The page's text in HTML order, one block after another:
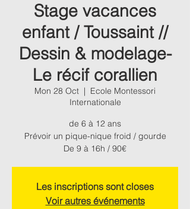
Stage vacances
enfant / Toussaint //
Dessin & modelage-
Le récif corallien
Mon 28 Oct
  |
Ecole Montessori
Internationale
de 6 à 12 ans
Prévoir un pique-nique froid / gourde
De 9 à 16h / 90€
Les inscriptions sont closes
Voir autres événements